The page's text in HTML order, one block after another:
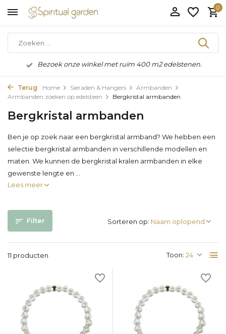
0
Bezoek onze winkel met ruim 400 m2 edelstenen.
Terug Home Sieraden & Hangers
Armbanden
Armbanden zoeken op edelsteen
Bergkristal armbanden
Bergkristal armbanden
Ben je op zoek naar een bergkristal armband? We hebben een
selectie bergkristal armbanden in verschillende modellen en
maten. We kunnen de bergkristal kralen armbanden in elke
gewenste lengte en ...
Lees meer
Filter
11 producten Toon:
Sorteren op: